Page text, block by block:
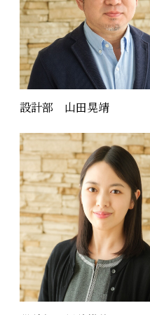
設計部 山田晃靖